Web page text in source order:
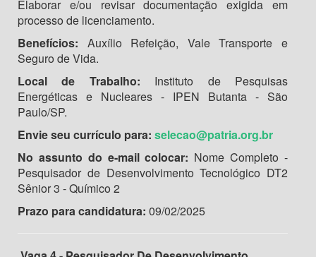
Elaborar e/ou revisar documentação exigida em
processo de licenciamento.
Benefícios: Auxílio Refeição, Vale Transporte e
Seguro de Vida.
Local de Trabalho: Instituto de Pesquisas
Energéticas e Nucleares - IPEN Butanta - São
Paulo/SP.
Envie seu currículo para: selecao@patria.org.br
No assunto do e-mail colocar: Nome Completo -
Pesquisador de Desenvolvimento Tecnológico DT2
Sênior 3 - Químico 2
Prazo para candidatura: 09/02/2025